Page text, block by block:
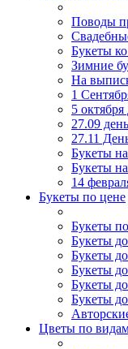
Поводы
Букеты
Зимние
На
1
5
27.09
27.11
Букеты
Букеты
14
Букеты по цене
Букеты
Букеты
Букеты
Букеты
Букеты
Букеты
Цветы по